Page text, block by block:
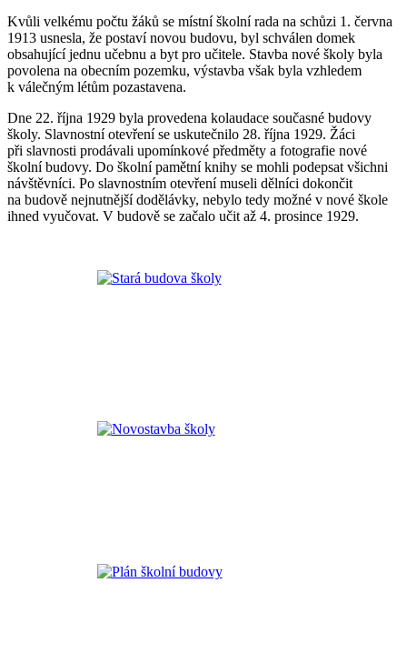
Kvůli velkému počtu žáků se místní školní rada na schůzi 1. června
1913 usnesla, že postaví novou budovu, byl schválen domek
obsahující jednu učebnu a byt pro učitele. Stavba nové školy byla
povolena na obecním pozemku, výstavba však byla vzhledem
k válečným létům pozastavena.
Dne 22. října 1929 byla provedena kolaudace současné budovy
školy. Slavnostní otevření se uskutečnilo 28. října 1929. Žáci
při slavnosti prodávali upomínkové předměty a fotografie nové
školní budovy. Do školní pamětní knihy se mohli podepsat všichni
návštěvníci. Po slavnostním otevření museli dělníci dokončit
na budově nejnutnější dodělávky, nebylo tedy možné v nové škole
ihned vyučovat. V budově se začalo učit až 4. prosince 1929.